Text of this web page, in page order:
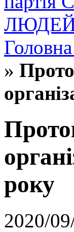
»
року
2020/